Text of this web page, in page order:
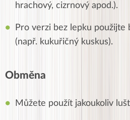
hrachový, cizrnový apod.).
Pro verzi bez lepku použijte
(např. kukuřičný kuskus).
Obměna
Můžete použít jakoukoliv